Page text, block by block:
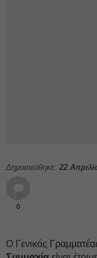
Δημοσιεύθηκε: 22
0
Ο Γενικός